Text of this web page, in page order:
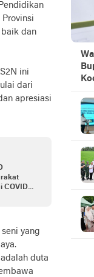
baik dan
ini
dari
apresiasi
COVID-
yang
duta